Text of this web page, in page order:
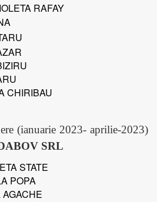
RAFAY
CHIRIBAU
(ianuarie 2023- aprilie-2023)
SRL
STATE
POPA